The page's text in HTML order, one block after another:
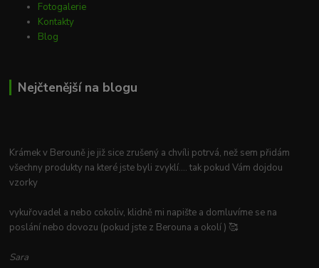
Fotogalerie
Kontakty
Blog
Nejčtenější na blogu
Krámek v Berouně je již sice zrušený a chvíli potrvá, než sem přidám
všechny produkty na které jste byli zvyklí.... tak pokud Vám dojdou
vzorky
vykuřovadel a nebo cokoliv, klidně mi napište a domluvíme se na
poslání nebo dovozu (pokud jste z Berouna a okolí ) 🥰
Sara